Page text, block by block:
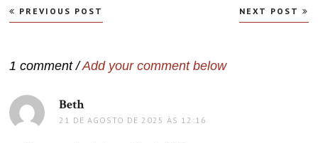
Navegação
de
PREVIOUS POST NEXT POST
1 comment /Add your comment below
Bethdisse:
21 DE AGOSTO DE 2025 ÀS 12:16